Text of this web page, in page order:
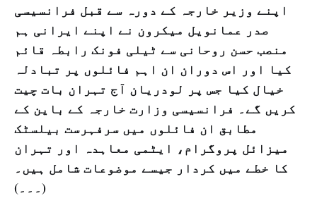
اپنے وزیر خارجہ کے دورہ سے قبل فرانسیسی
صدر عمانویل میکرون نے اپنے ایرانی ہم
منصب حسن روحانی سے ٹیلی فونک رابطہ قائم
کیا اور اس دوران ان اہم فائلوں پر تبادلہ
خیال کیا جس پر لودریان آج تہران بات چیت
کریں گے۔ فرانسیسی وزارت خارجہ کے باین کے
مطابق ان فائلوں میں سرفہرست بیلسٹک
میزائل پروگرام، ایٹمی معاہدہ اور تہران
کا خطے میں کردار جیسے موضوعات شامل ہیں۔
(۔۔۔)